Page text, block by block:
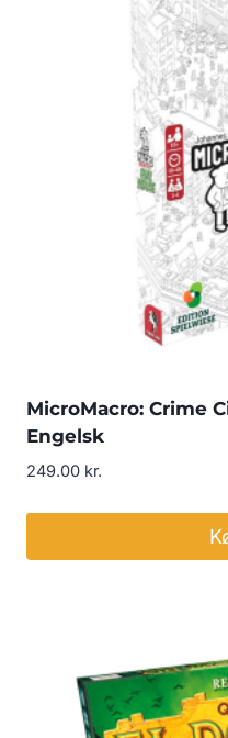
MicroMacro: Crime
Engelsk
249.00 kr.